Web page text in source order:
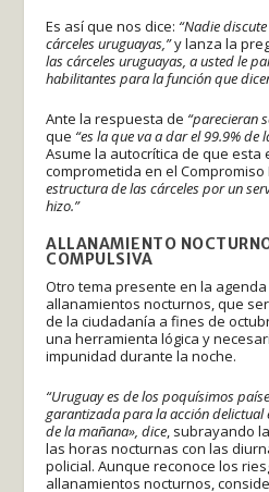
Es así que nos dice: “Nadie
cárceles uruguayas,”y lanza la
las cárceles uruguayas, a usted le
habilitantes para la función que
Ante la respuesta de “parecieran
que “es la que va a dar el 99.9%
Asume la autocrítica de que esta
comprometida en el Compromiso
estructura de las cárceles por un
hizo.”
ALLANAMIENTO
COMPULSIVA
Otro tema presente en la
allanamientos nocturnos, que
de la ciudadanía a fines de
una herramienta lógica y
impunidad durante la noche.
“Uruguay es de los poquísimos
garantizada para la acción delictual
de la mañana», dice, subrayando
las horas nocturnas con las
policial. Aunque reconoce los
allanamientos nocturnos,